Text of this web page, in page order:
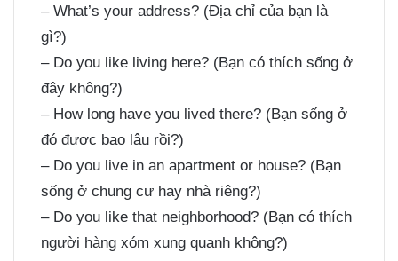
– What’s your address? (Địa chỉ của bạn là
gì?)
– Do you like living here? (Bạn có thích sống ở
đây không?)
– How long have you lived there? (Bạn sống ở
đó được bao lâu rồi?)
– Do you live in an apartment or house? (Bạn
sống ở chung cư hay nhà riêng?)
– Do you like that neighborhood? (Bạn có thích
người hàng xóm xung quanh không?)